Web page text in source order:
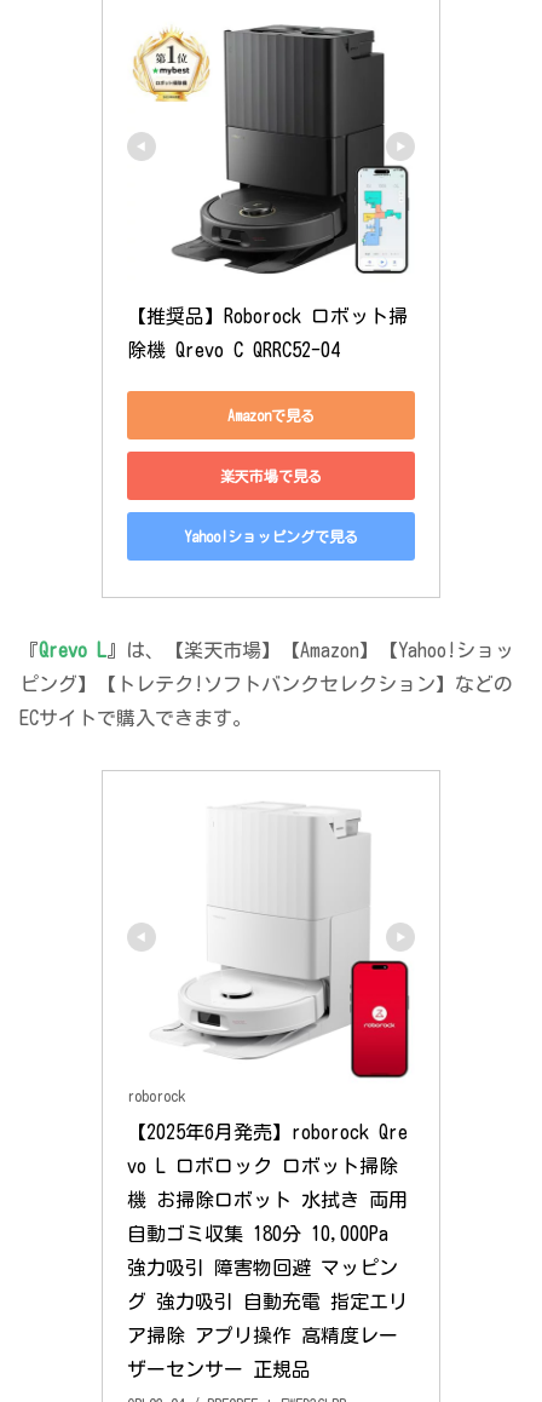
【推奨品】Roborock ロボット掃
除機 Qrevo C QRRC52-04
Amazonで見る
楽天市場で見る
Yahoo!ショッピングで見る
『Qrevo L 』は、【楽天市場】【Amazon】【Yahoo!ショッ
ピング】【トレテク!ソフトバンクセレクション】などの
ECサイトで購入できます。
roborock
【2025年6月発売】roborock Qre
vo L ロボロック ロボット掃除
機 お掃除ロボット 水拭き 両用
自動ゴミ収集 180分 10,000Pa
強力吸引 障害物回避 マッピン
グ 強力吸引 自動充電 指定エリ
ア掃除 アプリ操作 高精度レー
ザーセンサー 正規品